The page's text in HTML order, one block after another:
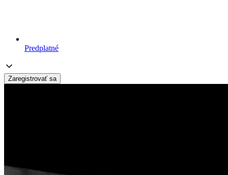
Predplatné
Zaregistrovať sa